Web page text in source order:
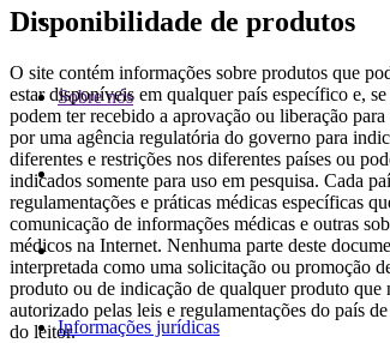
Sobre nós
Informações jurídicas
Disponibilidade de produtos
O site contém informações sobre produtos que
estar disponíveis em qualquer país específico e,
podem ter recebido a aprovação ou liberação
por uma agência regulatória do governo para
diferentes e restrições nos diferentes países ou
indicados somente para uso em pesquisa. Cada
regulamentações e práticas médicas específicas
comunicação de informações médicas e outras
médicos na Internet. Nenhuma parte deste
interpretada como uma solicitação ou promoção
produto ou de indicação de qualquer produto que
autorizado pelas leis e regulamentações do país
do leitor.